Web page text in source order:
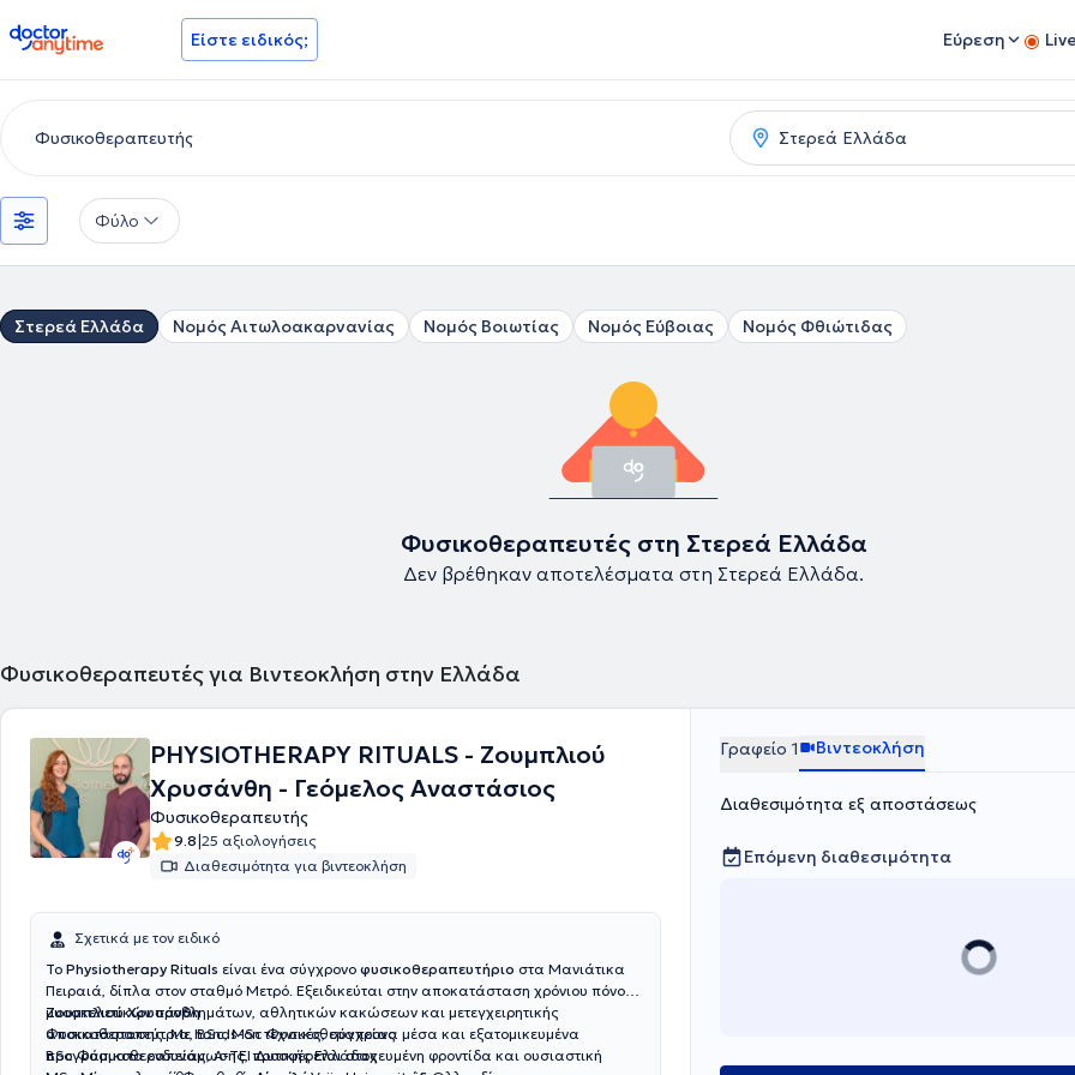
doctoranytime Είστε ειδικός; Εύρεση
Φύλο
Στερεά Ελλάδα Νομός Αιτωλοακαρνανίας Νομός Βοιωτίας Νομός Εύβοιας Νομός Φθιώτιδας
Φυσικοθεραπευτές στη Στερεά Ελλάδα
Δεν βρέθηκαν αποτελέσματα στη Στερεά Ελλάδα.
Φυσικοθεραπευτές για Βιντεοκλήση στην Ελλάδα
PHYSIOTHERAPY RITUALS - Ζουμπλιού
Χρυσάνθη - Γεόμελος Αναστάσιος
Φυσικοθεραπευτής
9.8|25 αξιολογήσεις
Διαθεσιμότητα για βιντεοκλήση
Σχετικά με τον ειδικό
Το Physiotherapy Rituals είναι ένα σύγχρονο φυσικοθεραπευτήριο στα Μανιάτικα
Πειραιά, δίπλα στον σταθμό Μετρό. Εξειδικεύται στην αποκατάσταση χρόνιου πόνου,
μυοσκελετικών προβλημάτων, αθλητικών κακώσεων και μετεγχειρητικής
αποκατάστασης. Με hands-on τεχνικές, σύγχρονα μέσα και εξατομικευμένα
προγράμματα ενδυνάμωσης, προσφέρεται στοχευμένη φροντίδα και ουσιαστική
Ζουμπλιού Χρυσάνθη
Φυσικοθεραπεύτρια, BSc, MSc Φυσικοθεραπείας
BSc Φυσικοθεραπείας, Α-ΤΕΙ Δυτικής Ελλάδας
Γραφείο 1 Βιντεοκλήση
Διαθεσιμότητα εξ αποστάσεως
Επόμενη διαθεσιμότητα